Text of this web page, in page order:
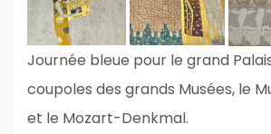
Journée bleue pour le grand
coupoles des grands Musées, le
et le Mozart-Denkmal.